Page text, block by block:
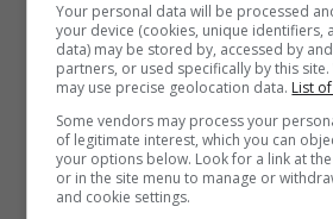
Jeremias Rodriguez
Your personal data will be processed
your device (cookies, unique identifiers,
data) may be stored by, accessed by
partners, or used specifically by this
may use precise geolocation data. List
Some vendors may process your
of legitimate interest, which you can
your options below. Look for a link at
or in the site menu to manage or
and cookie settings.